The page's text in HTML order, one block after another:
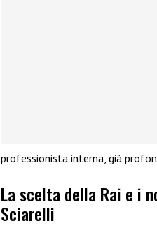
professionista interna, già
La scelta della Rai e i
Sciarelli